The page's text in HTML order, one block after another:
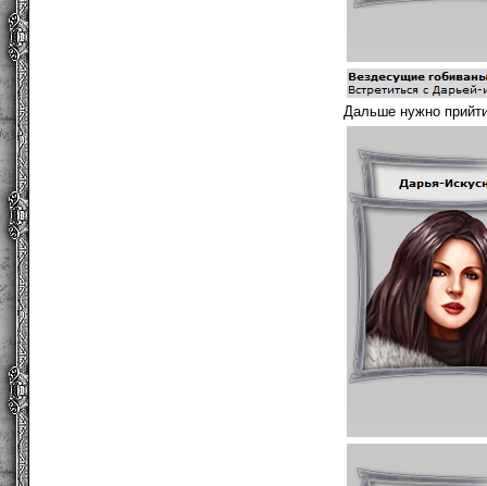
Дальше нужно